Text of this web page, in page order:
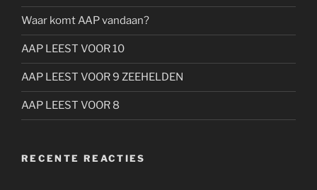
Waar komt AAP vandaan?
AAP LEEST VOOR 10
AAP LEEST VOOR 9 ZEEHELDEN
AAP LEEST VOOR 8
RECENTE REACTIES